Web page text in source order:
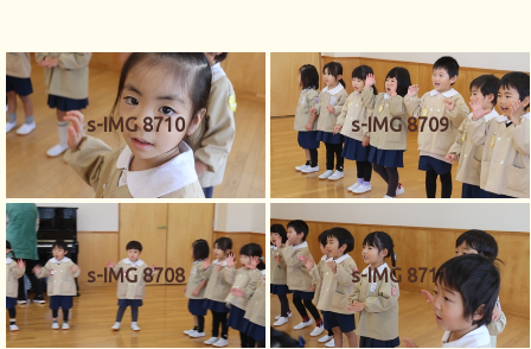
s-IMG 8710 s-IMG 8709
s-IMG 8708 s-IMG 8711